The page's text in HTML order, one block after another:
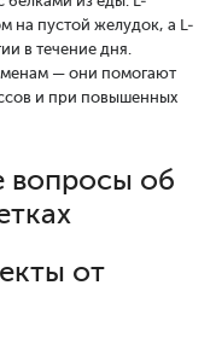
на пустой желудок, а L-
в течение дня.
— они помогают
и при повышенных
вопросы об
от